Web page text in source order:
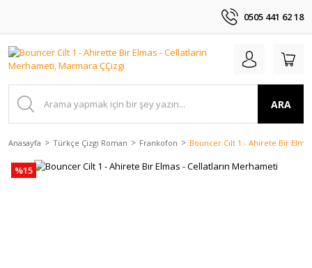
0505 441 62 18
ARA
Anasayfa Türkçe Çizgi Roman Frankofon Bouncer Cilt 1 - Ahirete Bir
%15